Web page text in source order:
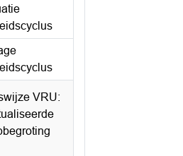
VRU: